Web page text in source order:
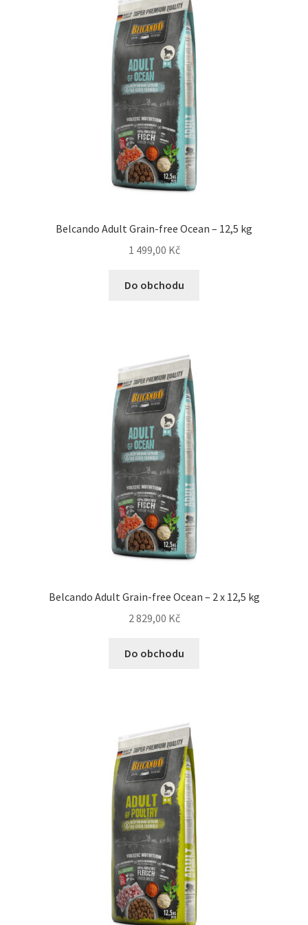
Belcando Adult Grain-free Ocean – 12,5 kg
1 499,00 Kč
Do obchodu
Belcando Adult Grain-free Ocean – 2 x 12,5 kg
2 829,00 Kč
Do obchodu